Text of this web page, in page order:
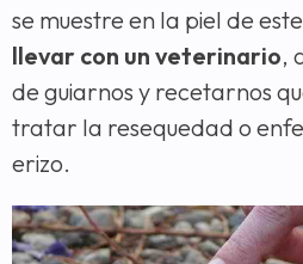
se muestre en la piel de
llevar con un veterinario,
de guiarnos y recetarnos
tratar la resequedad o
erizo.